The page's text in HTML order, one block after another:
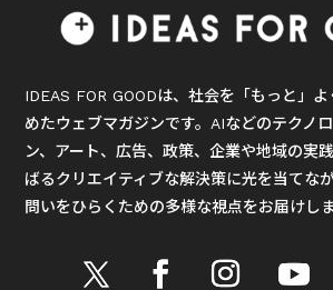
IDEAS FOR GOODは、社会を「もっと」
めたウェブマガジンです。AIなどのテクノ
ン、アート、広告、政策、企業や地域の実
ばるクリエイティブな解決策に光を当てな
問いをひらくための多様な視点をお届けしま